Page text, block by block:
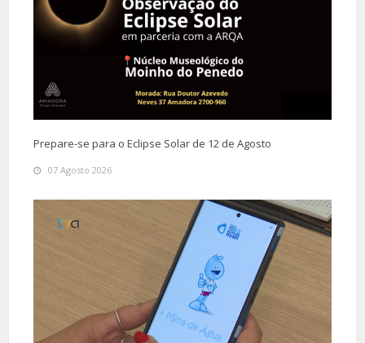
Prepare-se para o Eclipse Solar de 12 de Agosto
07 Agosto 2026